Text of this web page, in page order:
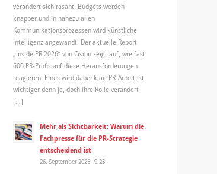
verändert sich rasant, Budgets werden
knapper und in nahezu allen
Kommunikationsprozessen wird künstliche
Intelligenz angewandt. Der aktuelle Report
„Inside PR 2026“ von Cision zeigt auf, wie fast
600 PR-Profis auf diese Herausforderungen
reagieren. Eines wird dabei klar: PR-Arbeit ist
wichtiger denn je, doch ihre Rolle verändert
[…]
Mehr als Sichtbarkeit: Warum die
Fachpresse für die PR-Strategie
entscheidend ist
26. September 2025 - 9:23